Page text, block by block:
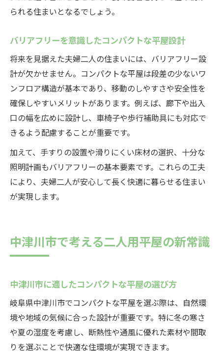
られる住まいとなるでしょう。
バリアフリーを意識したコンパクトな平屋設計
将来を見据えた夫婦二人の住まいには、バリアフリー設
計が欠かせません。コンパクトな平屋は段差の少ないワ
ンフロア構造が基本であり、移動のしやすさや安全性を
確保しやすいメリットがあります。例えば、廊下や出入
口の幅を広めに設計し、車椅子や歩行補助具にも対応で
きるよう配慮することが重要です。
加えて、手すりの設置や滑りにくい床材の選択、十分な
照明計画もバリアフリーの基本要素です。これらの工夫
により、夫婦二人が安心して長く快適に暮らせる住まい
が実現します。
中津川市で考える二人用平屋の新常識
中津川市に適したコンパクトな平屋の選び方
岐阜県中津川市でコンパクトな平屋を選ぶ際は、自然環
境や地域の気候に合った設計が重要です。特に冬の寒さ
や夏の湿度を考慮し、断熱性や通風に優れた素材や間取
りを選ぶことで快適な住環境が実現できます。